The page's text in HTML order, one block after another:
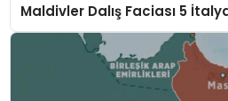
Maldivler Dalış Faciası 5